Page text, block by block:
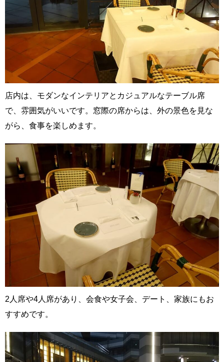
店内は、モダンなインテリアとカジュアルなテーブル席
で、雰囲気がいいです。窓際の席からは、外の景色を見な
がら、食事を楽しめます。
2人席や4人席があり、会食や女子会、デート、家族にもお
すすめです。